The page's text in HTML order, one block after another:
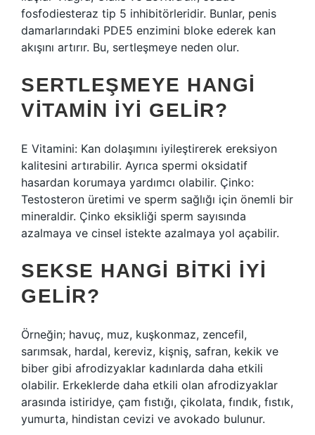
fosfodiesteraz tip 5 inhibitörleridir. Bunlar, penis
damarlarındaki PDE5 enzimini bloke ederek kan
akışını artırır. Bu, sertleşmeye neden olur.
SERTLEŞMEYE HANGI
VITAMIN IYI GELIR?
E Vitamini: Kan dolaşımını iyileştirerek ereksiyon
kalitesini artırabilir. Ayrıca spermi oksidatif
hasardan korumaya yardımcı olabilir. Çinko:
Testosteron üretimi ve sperm sağlığı için önemli bir
mineraldir. Çinko eksikliği sperm sayısında
azalmaya ve cinsel istekte azalmaya yol açabilir.
SEKSE HANGI BITKI IYI
GELIR?
Örneğin; havuç, muz, kuşkonmaz, zencefil,
sarımsak, hardal, kereviz, kişniş, safran, kekik ve
biber gibi afrodizyaklar kadınlarda daha etkili
olabilir. Erkeklerde daha etkili olan afrodizyaklar
arasında istiridye, çam fıstığı, çikolata, fındık, fıstık,
yumurta, hindistan cevizi ve avokado bulunur.